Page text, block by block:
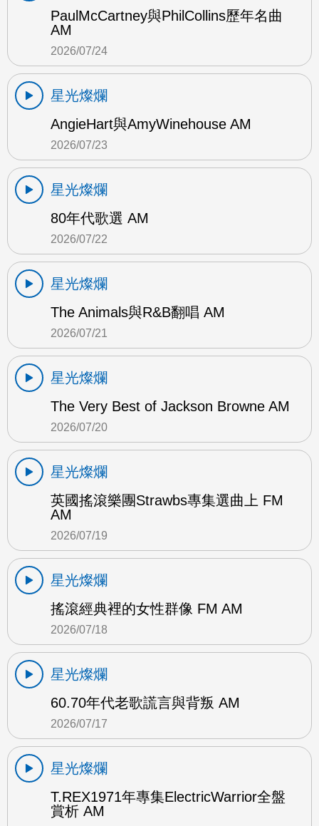
PaulMcCartney與PhilCollins歷年名曲
AM
2026/07/24
星光燦爛
AngieHart與AmyWinehouse AM
2026/07/23
星光燦爛
80年代歌選 AM
2026/07/22
星光燦爛
The Animals與R&B翻唱 AM
2026/07/21
星光燦爛
The Very Best of Jackson Browne AM
2026/07/20
星光燦爛
英國搖滾樂團Strawbs專集選曲上 FM
AM
2026/07/19
星光燦爛
搖滾經典裡的女性群像 FM AM
2026/07/18
星光燦爛
60.70年代老歌謊言與背叛 AM
2026/07/17
星光燦爛
T.REX1971年專集ElectricWarrior全盤
賞析 AM